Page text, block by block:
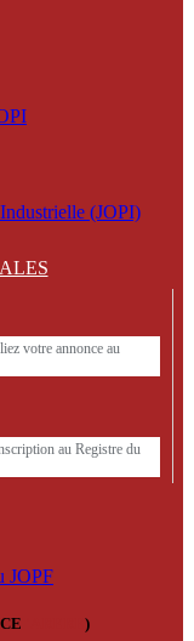
(JOPI)
votre annonce au
au Registre du
JOPF
)